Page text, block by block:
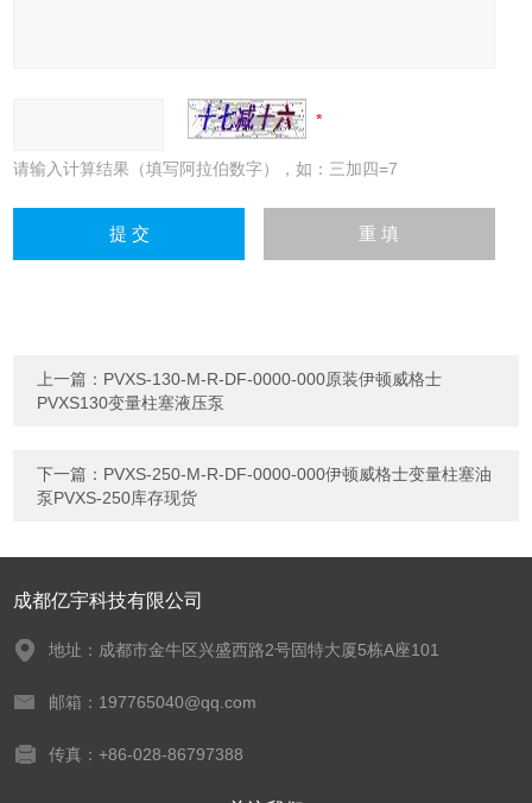
请输入计算结果（填写阿拉伯数字），如：三加四=7
上一篇： PVXS-130-M-R-DF-0000-000原装伊顿威格士
PVXS130变量柱塞液压泵
下一篇： PVXS-250-M-R-DF-0000-000伊顿威格士变量柱塞油
泵PVXS-250库存现货
成都亿宇科技有限公司
地址：成都市金牛区兴盛西路2号固特大厦5栋A座101
邮箱：197765040@qq.com
传真：+86-028-86797388